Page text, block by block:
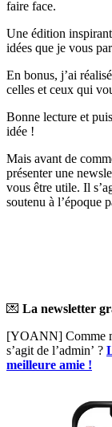
faire face.
Une édition
idées que je vous
En bonus, j’ai
celles et ceux qui
Bonne lecture et
idée !
Mais avant de
présenter une
vous être utile. Il
soutenu à l’époque
💌 La newsletter
[YOANN] Comme
s’agit de l’admin’ ?
meilleure amie !